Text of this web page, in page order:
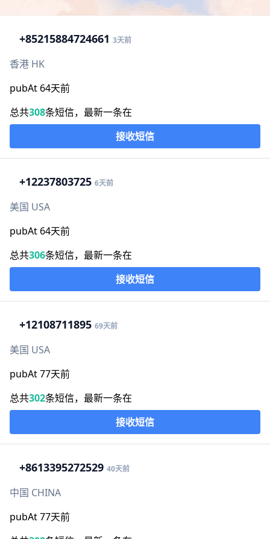
+85215884724661 3天前
香港 HK
pubAt 64天前
总共308条短信，最新一条在
接收短信
+12237803725 6天前
美国 USA
pubAt 64天前
总共306条短信，最新一条在
接收短信
+12108711895 69天前
美国 USA
pubAt 77天前
总共302条短信，最新一条在
接收短信
+8613395272529 40天前
中国 CHINA
pubAt 77天前